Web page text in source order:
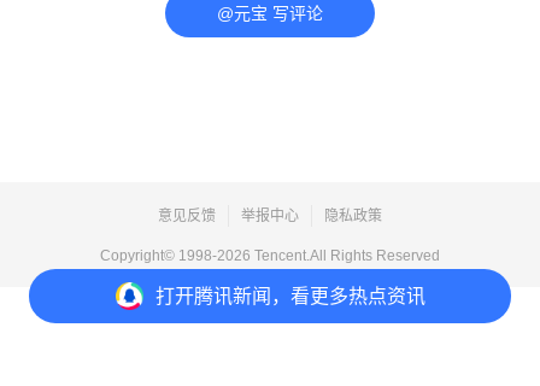
打开腾讯新闻，看更多热点资讯
@元宝 写评论
意见反馈 举报中心 隐私政策
Copyright© 1998-2026 Tencent.All Rights Reserved